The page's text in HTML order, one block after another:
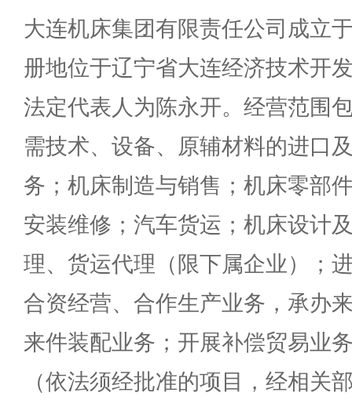
大连机床集团有限责任公司成立
册地位于辽宁省大连经济技术开
法定代表人为陈永开。经营范围
需技术、设备、原辅材料的进口
务；机床制造与销售；机床零部
安装维修；汽车货运；机床设计
理、货运代理（限下属企业）；
合资经营、合作生产业务，承办
来件装配业务；开展补偿贸易业
（依法须经批准的项目，经相关